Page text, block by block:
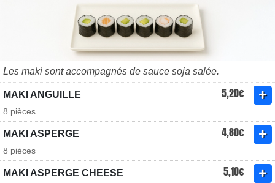
Les maki sont accompagnés de sauce soja salée.
MAKI ANGUILLE 5,20€
8 pièces
MAKI ASPERGE 4,80€
8 pièces
MAKI ASPERGE CHEESE 5,10€